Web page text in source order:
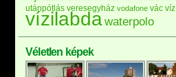
utánpótlás veresegyház vodafone vác víz
vízilabdawaterpolo
Véletlen képek